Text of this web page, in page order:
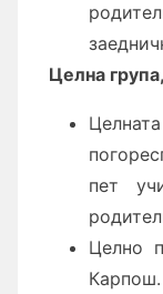
Целна
пет
Целно
Карпош.